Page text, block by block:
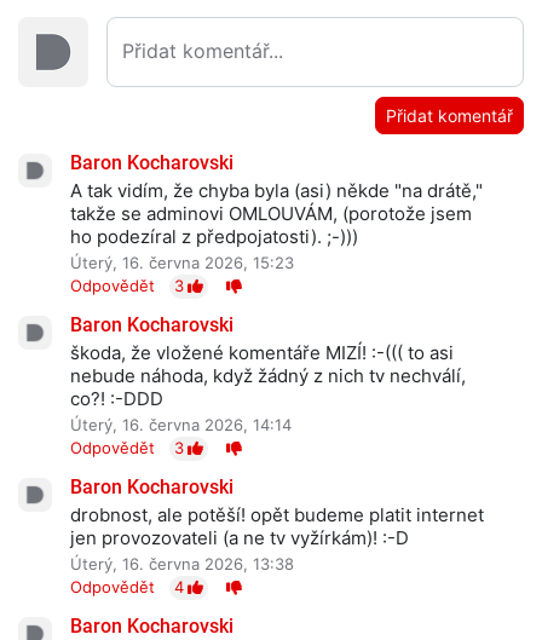
Přidat komentář
Baron Kocharovski
A tak vidím, že chyba byla (asi) někde "na drátě,"
takže se adminovi OMLOUVÁM, (porotože jsem
ho podezíral z předpojatosti). ;-)))
Úterý, 16. června 2026, 15:23
Odpovědět
3
Baron Kocharovski
škoda, že vložené komentáře MIZÍ! :-((( to asi
nebude náhoda, když žádný z nich tv nechválí,
co?! :-DDD
Úterý, 16. června 2026, 14:14
Odpovědět
3
Baron Kocharovski
drobnost, ale potěší! opět budeme platit internet
jen provozovateli (a ne tv vyžírkám)! :-D
Úterý, 16. června 2026, 13:38
Odpovědět
4
Baron Kocharovski